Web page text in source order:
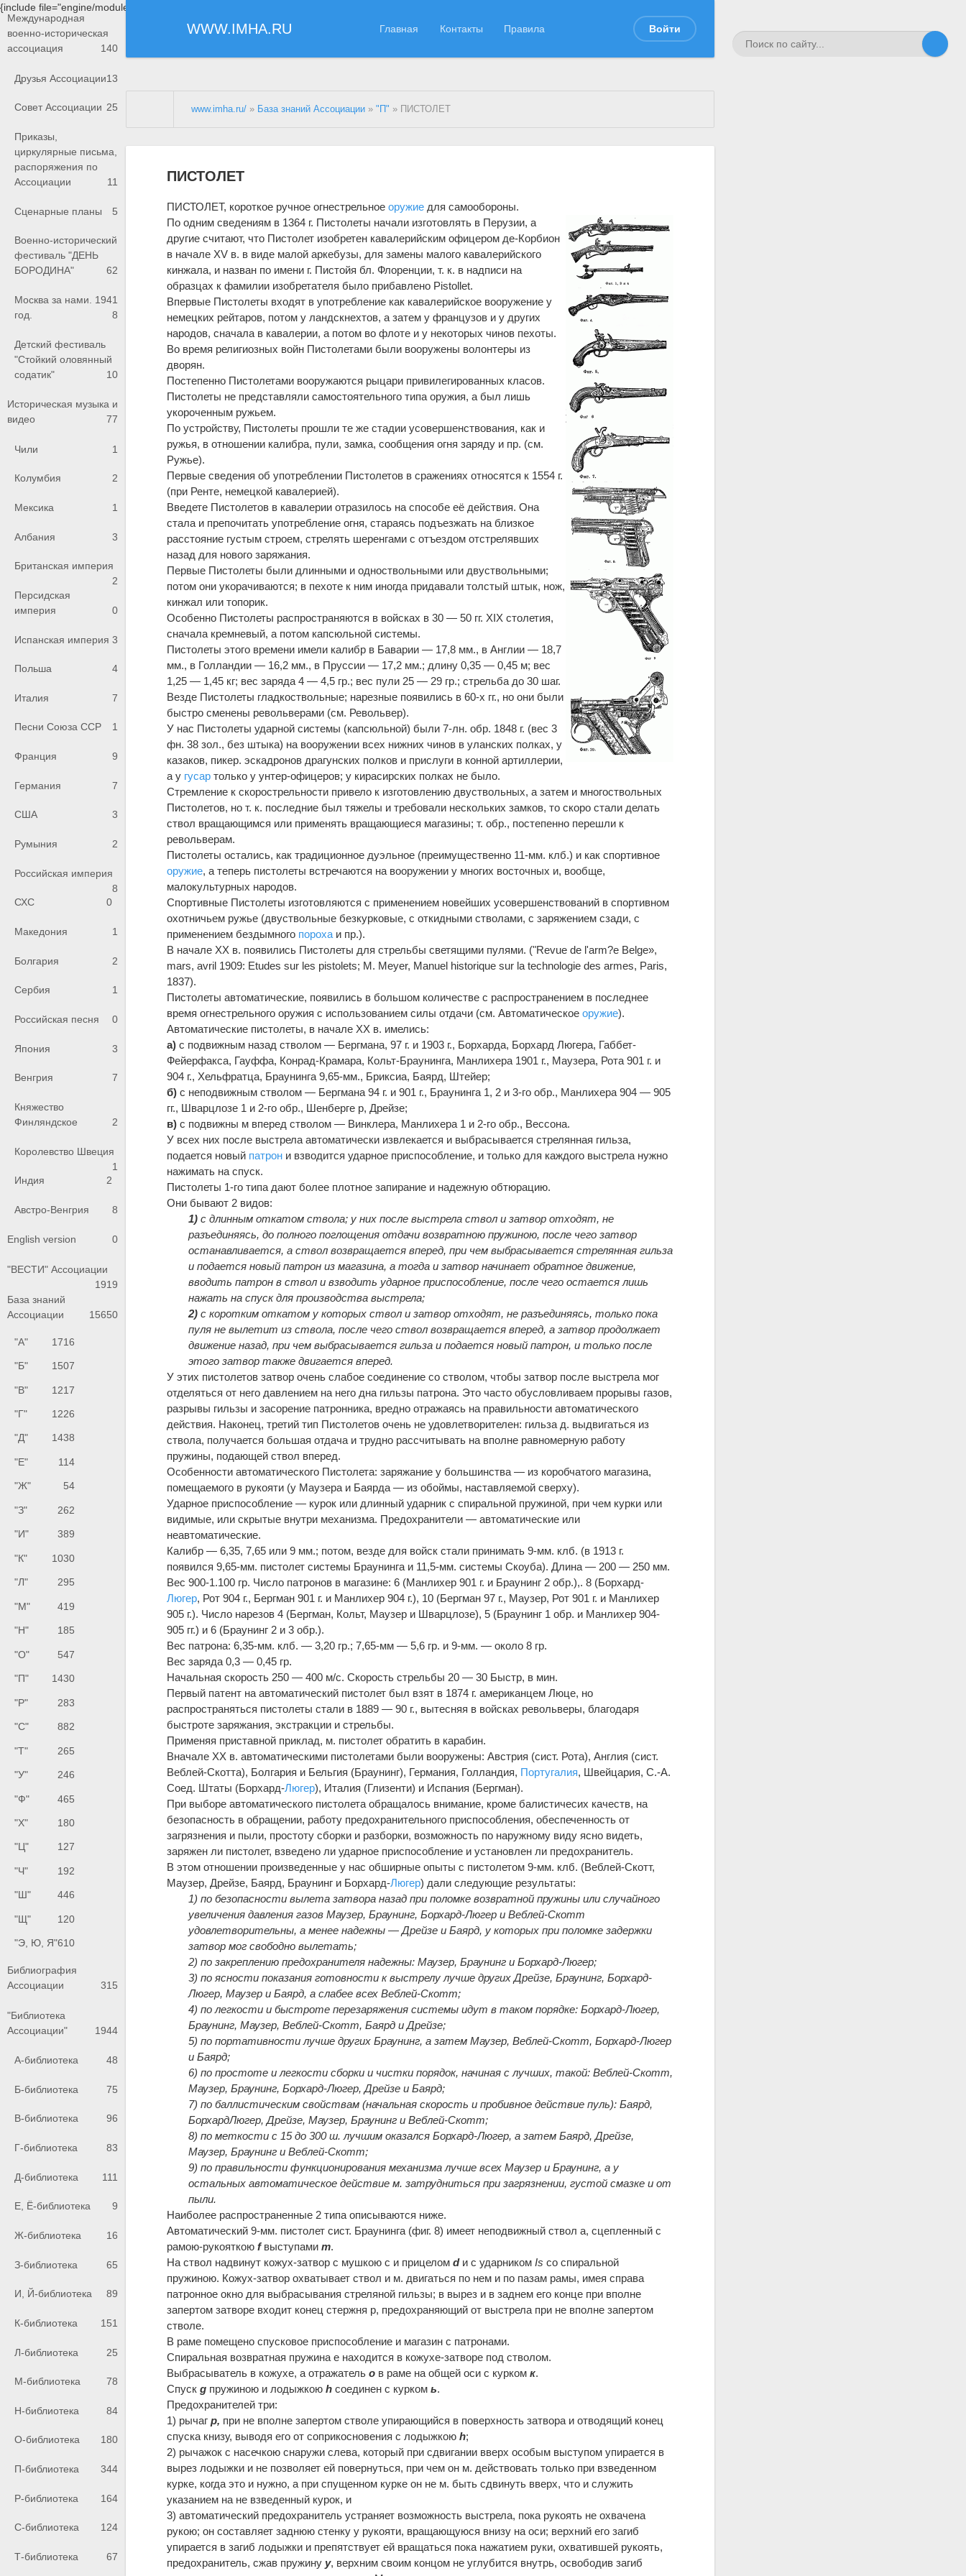
{include file="engine/modules/saperu/head.php"}
WWW.IMHA.RU Главная Контакты Правила Войти
Международная
военно-историческая
ассоциация
140
Друзья Ассоциации13
Совет Ассоциации 25
Приказы,
циркулярные письма,
распоряжения по
Ассоциации
11
Сценарные планы 5
Военно-исторический
фестиваль "ДЕНЬ
БОРОДИНА"
62
Москва за нами. 1941
год.
8
Детский фестиваль
"Стойкий оловянный
содатик"
10
Историческая музыка и
видео
77
Чили 1
Колумбия 2
Мексика 1
Албания 3
Британская империя
2
Персидская
империя
0
Испанская империя 3
Польша 4
Италия 7
Песни Союза ССР 1
Франция 9
Германия 7
США 3
Румыния 2
Российская империя
8
СХС
0
Македония 1
Болгария 2
Сербия 1
Российская песня 0
Япония 3
Венгрия 7
Княжество
Финляндское
2
Королевство Швеция
1
Индия
2
Австро-Венгрия 8
English version 0
"ВЕСТИ" Ассоциации
1919
База знаний
Ассоциации
15650
"А" 1716
"Б" 1507
"В" 1217
"Г" 1226
"Д" 1438
"Е" 114
"Ж" 54
"З" 262
"И" 389
"К" 1030
"Л" 295
"М" 419
"Н" 185
"О" 547
"П" 1430
"Р" 283
"С" 882
"Т" 265
"У" 246
"Ф" 465
"Х" 180
"Ц" 127
"Ч" 192
"Ш" 446
"Щ" 120
"Э, Ю, Я"610
Библиография
Ассоциации
315
"Библиотека
Ассоциации"
1944
А-библиотека 48
Б-библиотека 75
В-библиотека 96
Г-библиотека 83
Д-библиотека 111
Е, Ё-библиотека 9
Ж-библиотека 16
З-библиотека 65
И, Й-библиотека 89
К-библиотека 151
Л-библиотека 25
М-библиотека 78
Н-библиотека 84
О-библиотека 180
П-библиотека 344
Р-библиотека 164
С-библиотека 124
Т-библиотека 67
www.imha.ru/ » База знаний Ассоциации »"П" » ПИСТОЛЕТ
ПИСТОЛЕТ
ПИСТОЛЕТ, короткое ручное огнестрельноеоружие для самообороны.
По одним сведениям в 1364 г. Пистолеты начали изготовлять в Перузии, а
другие считают, что Пистолет изобретен кавалерийским офицером де-Корбион
в начале XV в. в виде малой аркебузы, для замены малого кавалерийского
кинжала, и назван по имени г. Пистойя бл. Флоренции, т. к. в надписи на
образцах к фамилии изобретателя было прибавлено Pistollet.
Впервые Пистолеты входят в употребление как кавалерийское вооружение у
немецких рейтаров, потом у ландскнехтов, а затем у французов и у других
народов, сначала в кавалерии, а потом во флоте и у некоторых чинов пехоты.
Во время религиозных войн Пистолетами были вооружены волонтеры из
дворян.
Постепенно Пистолетами вооружаются рыцари привилегированных класов.
Пистолеты не представляли самостоятельного типа оружия, а был лишь
укороченным ружьем.
По устройству, Пистолеты прошли те же стадии усовершенствования, как и
ружья, в отношении калибра, пули, замка, сообщения огня заряду и пр. (см.
Ружье).
Первые сведения об употреблении Пистолетов в сражениях относятся к 1554 г.
(при Ренте, немецкой кавалерией).
Введете Пистолетов в кавалерии отразилось на способе её действия. Она
стала и препочитать употребление огня, стараясь подъезжать на близкое
расстояние густым строем, стрелять шеренгами с отъездом отстрелявших
назад для нового заряжания.
Первые Пистолеты были длинными и одноствольными или двуствольными;
потом они укорачиваются; в пехоте к ним иногда придавали толстый штык, нож,
кинжал или топорик.
Особенно Пистолеты распространяются в войсках в 30 — 50 гг. XIX столетия,
сначала кремневый, а потом капсюльной системы.
Пистолеты этого времени имели калибр в Баварии — 17,8 мм., в Англии — 18,7
мм., в Голландии — 16,2 мм., в Пруссии — 17,2 мм.; длину 0,35 — 0,45 м; вес
1,25 — 1,45 кг; вес заряда 4 — 4,5 гр.; вес пули 25 — 29 гр.; стрельба до 30 шаг.
Везде Пистолеты гладкоствольные; нарезные появились в 60-х гг., но они были
быстро сменены револьверами (см. Револьвер).
У нас Пистолеты ударной системы (капсюльной) были 7-лн. обр. 1848 г. (вес 3
фн. 38 зол., без штыка) на вооружении всех нижних чинов в уланских полках, у
казаков, пикер. эскадронов драгунских полков и прислуги в конной артиллерии,
а у гусар только у унтер-офицеров; у кирасирских полках не было.
Стремление к скорострельности привело к изготовлению двуствольных, а затем и многоствольных
Пистолетов, но т. к. последние был тяжелы и требовали нескольких замков, то скоро стали делать
ствол вращающимся или применять вращающиеся магазины; т. обр., постепенно перешли к
револьверам.
Пистолеты остались, как традиционное дуэльное (преимущественно 11-мм. клб.) и как спортивное
оружие, а теперь пистолеты встречаются на вооружении у многих восточных и, вообще,
малокультурных народов.
Спортивные Пистолеты изготовляются с применением новейших усовершенствований в спортивном
охотничьем ружье (двуствольные безкурковые, с откидными стволами, с заряжением сзади, с
применением бездымного пороха и пр.).
В начале XX в. появились Пистолеты для стрельбы светящими пулями. ("Revue de l'аrm?e Belge»,
mаrs, аvril 1909: Etudes sur les pistolets; M. Meyer, Mаnuel historique sur lа technologie des аrmes, Pаris,
1837).
Пистолеты автоматические, появились в большом количестве с распространением в последнее
время огнестрельного оружия с использованием силы отдачи (см. Автоматическоеоружие).
Автоматические пистолеты, в начале XX в. имелись:
а) с подвижным назад стволом — Бергмана, 97 г. и 1903 г., Борхарда, Борхард Люгера, Габбет-
Фейерфакса, Гауффа, Конрад-Крамара, Кольт-Браунинга, Манлихера 1901 г., Маузера, Рота 901 г. и
904 г., Хельфратца, Браунинга 9,65-мм., Бриксиа, Баярд, Штейер;
б) с неподвижным стволом — Бергмана 94 г. и 901 г., Браунинга 1, 2 и 3-го обр., Манлихера 904 — 905
гг., Шварцлозе 1 и 2-го обр., Шенберге р, Дрейзе;
в) с подвижны м вперед стволом — Винклера, Манлихера 1 и 2-го обр., Вессона.
У всех них после выстрела автоматически извлекается и выбрасывается стрелянная гильза,
подается новый патрон и взводится ударное приспособление, и только для каждого выстрела нужно
нажимать на спуск.
Пистолеты 1-го типа дают более плотное запирание и надежную обтюрацию.
Они бывают 2 видов:
1) с длинным откатом ствола; у них после выстрела ствол и затвор отходят, не
разъединяясь, до полного поглощения отдачи возвратною пружиною, после чего затвор
останавливается, а ствол возвращается вперед, при чем выбрасывается стрелянная гильза
и подается новый патрон из магазина, а тогда и затвор начинает обратное движение,
вводить патрон в ствол и взводить ударное приспособление, после чего остается лишь
нажать на спуск для производства выстрела;
2) с коротким откатом у которых ствол и затвор отходят, не разъединяясь, только пока
пуля не вылетит из ствола, после чего ствол возвращается вперед, а затвор продолжает
движение назад, при чем выбрасывается гильза и подается новый патрон, и только после
этого затвор также двигается вперед.
У этих пистолетов затвор очень слабое соединение со стволом, чтобы затвор после выстрела мог
отделяться от него давлением на него дна гильзы патрона. Это часто обусловливаем прорывы газов,
разрывы гильзы и засорение патронника, вредно отражаясь на правильности автоматического
действия. Наконец, третий тип Пистолетов очень не удовлетворителен: гильза д. выдвигаться из
ствола, получается большая отдача и трудно рассчитывать на вполне равномерную работу
пружины, подающей ствол вперед.
Особенности автоматического Пистолета: заряжание у большинства — из коробчатого магазина,
помещаемого в рукояти (у Маузера и Баярда — из обоймы, наставляемой сверху).
Ударное приспособление — курок или длинный ударник с спиральной пружиной, при чем курки или
видимые, или скрытые внутри механизма. Предохранители — автоматические или
неавтоматические.
Калибр — 6,35, 7,65 или 9 мм.; потом, везде для войск стали принимать 9-мм. клб. (в 1913 г.
появился 9,65-мм. пистолет системы Браунинга и 11,5-мм. системы Скоуба). Длина — 200 — 250 мм.
Вес 900-1.100 гр. Число патронов в магазине: 6 (Манлихер 901 г. и Браунинг 2 обр.),. 8 (Борхард-
Люгер, Рот 904 г., Бергман 901 г. и Манлихер 904 г.), 10 (Бергман 97 г., Маузер, Рот 901 г. и Манлихер
905 г.). Число нарезов 4 (Бергман, Кольт, Маузер и Шварцлозе), 5 (Браунинг 1 обр. и Манлихер 904-
905 гг.) и 6 (Браунинг 2 и 3 обр.).
Вес патрона: 6,35-мм. клб. — 3,20 гр.; 7,65-мм — 5,6 гр. и 9-мм. — около 8 гр.
Вес заряда 0,3 — 0,45 гр.
Начальная скорость 250 — 400 м/с. Скорость стрельбы 20 — 30 Быстр, в мин.
Первый патент на автоматический пистолет был взят в 1874 г. американцем Люце, но
распространяться пистолеты стали в 1889 — 90 г., вытесняя в войсках револьверы, благодаря
быстроте заряжания, экстракции и стрельбы.
Применяя приставной приклад, м. пистолет обратить в карабин.
Вначале XX в. автоматическими пистолетами были вооружены: Австрия (сист. Рота), Англия (сист.
Веблей-Скотта), Болгария и Бельгия (Браунинг), Германия, Голландия, Португалия, Швейцария, С.-А.
Соед. Штаты (Борхард-Люгер), Италия (Глизенти) и Испания (Бергман).
При выборе автоматического пистолета обращалось внимание, кроме балистичесих качеств, на
безопасность в обращении, работу предохранительного приспособления, обеспеченность от
загрязнения и пыли, простоту сборки и разборки, возможность по наружному виду ясно видеть,
заряжен ли пистолет, взведено ли ударное приспособление и установлен ли предохранитель.
В этом отношении произведенные у нас обширные опыты с пистолетом 9-мм. клб. (Веблей-Скотт,
Маузер, Дрейзе, Баярд, Браунинг и Борхард-Люгер) дали следующие результаты:
1) по безопасности вылета затвора назад при поломке возвратной пружины или случайного
увеличения давления газов Маузер, Браунинг, Борхард-Люгер и Веблей-Скотт
удовлетворительны, а менее надежны — Дрейзе и Баярд, у которых при поломке задержки
затвор мог свободно вылетать;
2) по закреплению предохранителя надежны: Маузер, Браунинг и Борхард-Люгер;
3) по ясности показания готовности к выстрелу лучше других Дрейзе, Браунинг, Борхард-
Люгер, Маузер и Баярд, а слабее всех Веблей-Скотт;
4) по легкости и быстроте перезаряжения системы идут в таком порядке: Борхард-Люгер,
Браунинг, Маузер, Веблей-Скотт, Баярд и Дрейзе;
5) по портативности лучше других Браунинг, а затем Маузер, Веблей-Скотт, Борхард-Люгер
и Баярд;
6) по простоте и легкости сборки и чистки порядок, начиная с лучших, такой: Веблей-Скотт,
Маузер, Браунинг, Борхард-Люгер, Дрейзе и Баярд;
7) по баллистическим свойствам (начальная скорость и пробивное действие пуль): Баярд,
БорхардЛюгер, Дрейзе, Маузер, Браунинг и Веблей-Скотт;
8) по меткости с 15 до 300 ш. лучшим оказался Борхард-Люгер, а затем Баярд, Дрейзе,
Маузер, Браунинг и Веблей-Скотт;
9) по правильности функционирования механизма лучше всех Маузер и Браунинг, а у
остальных автоматическое действие м. затрудниться при загрязнении, густой смазке и от
пыли.
Наиболее распространенные 2 типа описываются ниже.
Автоматический 9-мм. пистолет сист. Браунинга (фиг. 8) имеет неподвижный ствол а, сцепленный с
рамою-рукояткоюfвыступамит.
На ствол надвинут кожух-затвор с мушкою с и прицеломdи с ударникомIs со спиральной
пружиною. Кожух-затвор охватывает ствол и м. двигаться по нем и по пазам рамы, имея справа
патронное окно для выбрасывания стреляной гильзы; в вырез и в заднем его конце при вполне
запертом затворе входит конец стержня р, предохраняющий от выстрела при не вполне запертом
стволе.
В раме помещено спусковое приспособление и магазин с патронами.
Спиральная возвратная пружина е находится в кожухе-затворе под стволом.
Выбрасыватель в кожухе, а отражательо в раме на общей оси с куркомк.
Спускg пружиною и лодыжкою h соединен с куркомь.
Предохранителей три:
1) рычагp, при не вполне запертом стволе упирающийся в поверхность затвора и отводящий конец
спуска книзу, выводя его от соприкосновения с лодыжкоюh;
2) рычажок с насечкою снаружи слева, который при сдвигании вверх особым выступом упирается в
вырез лодыжки и не позволяет ей повернуться, при чем он м. действовать только при взведенном
курке, когда это и нужно, а при спущенном курке он не м. быть сдвинуть вверх, что и служить
указанием на не взведенный курок, и
3) автоматический предохранитель устраняет возможность выстрела, пока рукоять не охвачена
рукою; он составляет заднюю стенку у рукояти, вращающуюся внизу на оси; верхний его загиб
упирается в загиб лодыжки и препятствует ей вращаться пока нажатием руки, охватившей рукоять,
предохранитель, сжав пружину у, верхним своим концом не углубится внутрь, освободив загиб